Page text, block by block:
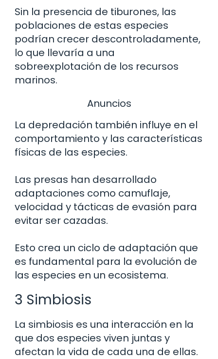
Sin la presencia de tiburones, las
poblaciones de estas especies
podrían crecer descontroladamente,
lo que llevaría a una
sobreexplotación de los recursos
marinos.
Anuncios
La depredación también influye en el
comportamiento y las características
físicas de las especies.
Las presas han desarrollado
adaptaciones como camuflaje,
velocidad y tácticas de evasión para
evitar ser cazadas.
Esto crea un ciclo de adaptación que
es fundamental para la evolución de
las especies en un ecosistema.
3 Simbiosis
La simbiosis es una interacción en la
que dos especies viven juntas y
afectan la vida de cada una de ellas.